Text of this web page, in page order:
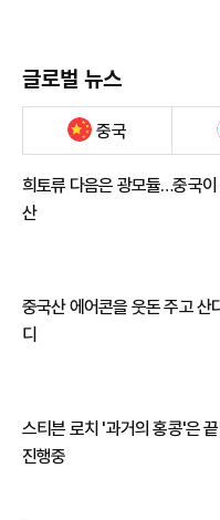
글로벌 뉴스
중국
희토류 다음은 광모듈…중국
산
중국산 에어콘을 웃돈 주고 산
디
스티븐 로치 '과거의 홍콩'은
진행중